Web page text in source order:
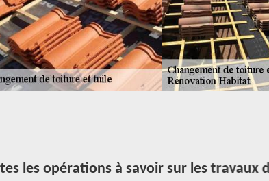
les opérations à savoir sur les travaux